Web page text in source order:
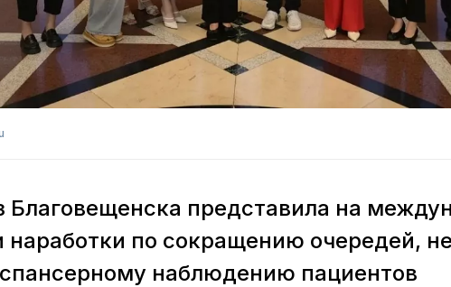
Благовещенска представила на
наработки по сокращению очередей,
наблюдению пациентов